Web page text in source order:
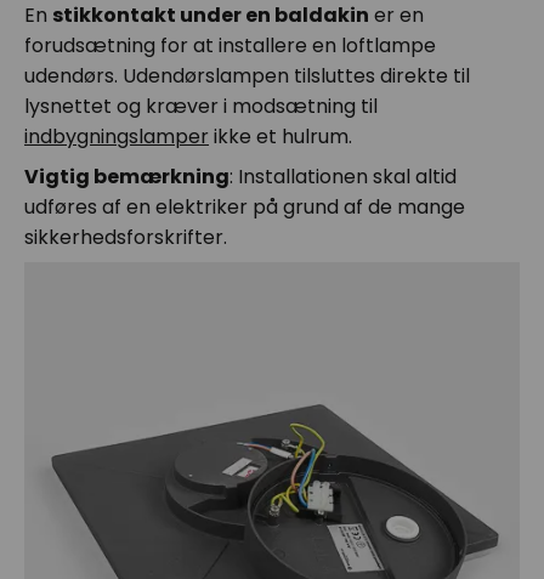
En stikkontakt under en baldakin er en
forudsætning for at installere en loftlampe
udendørs. Udendørslampen tilsluttes direkte til
lysnettet og kræver i modsætning til
indbygningslamper ikke et hulrum.
Vigtig bemærkning: Installationen skal altid
udføres af en elektriker på grund af de mange
sikkerhedsforskrifter.